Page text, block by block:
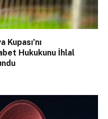
Kupası’nı
Hukukunu İhlal